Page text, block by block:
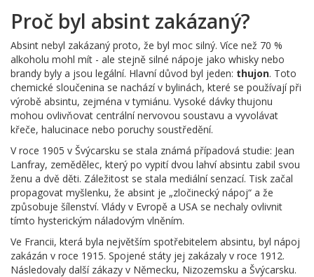
Proč byl absint zakázaný?
Absint nebyl zakázaný proto, že byl moc silný. Více než 70 %
alkoholu mohl mít - ale stejně silné nápoje jako whisky nebo
brandy byly a jsou legální. Hlavní důvod byl jeden: thujon. Toto
chemické sloučenina se nachází v bylinách, které se používají při
výrobě absintu, zejména v tymiánu. Vysoké dávky thujonu
mohou ovlivňovat centrální nervovou soustavu a vyvolávat
křeče, halucinace nebo poruchy soustředění.
V roce 1905 v Švýcarsku se stala známá případová studie: Jean
Lanfray, zemědělec, který po vypití dvou lahví absintu zabil svou
ženu a dvě děti. Záležitost se stala mediální senzací. Tisk začal
propagovat myšlenku, že absint je „zločinecký nápoj“ a že
způsobuje šílenství. Vlády v Evropě a USA se nechaly ovlivnit
tímto hysterickým náladovým vlněním.
Ve Francii, která byla největším spotřebitelem absintu, byl nápoj
zakázán v roce 1915. Spojené státy jej zakázaly v roce 1912.
Následovaly další zákazy v Německu, Nizozemsku a Švýcarsku.